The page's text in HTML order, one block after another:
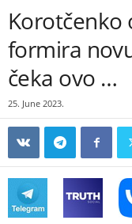
Korotčenko
formira
čeka ovo …
25. June 2023.